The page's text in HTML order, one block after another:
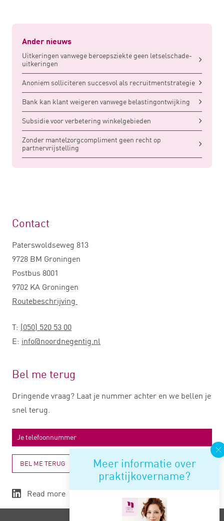
Ander nieuws
Uitkeringen vanwege beroepsziekte geen letselschade-
uitkeringen
Anoniem solliciteren succesvol als recruitmentstrategie
Bank kan klant weigeren vanwege belastingontwijking
Subsidie voor verbetering winkelgebieden
Zonder mantelzorgcompliment geen recht op
partnervrijstelling
Meer informatie over
praktijkovername?
Contact
Paterswoldseweg 813
9728 BM Groningen
Postbus 8001
9702 KA Groningen
Routebeschrijving
T: (050) 520 53 00
E: info@noordnegentig.nl
Bel me terug
Dringende vraag? Laat je nummer achter en we bellen je
snel terug.
BEL ME TERUG
Read more